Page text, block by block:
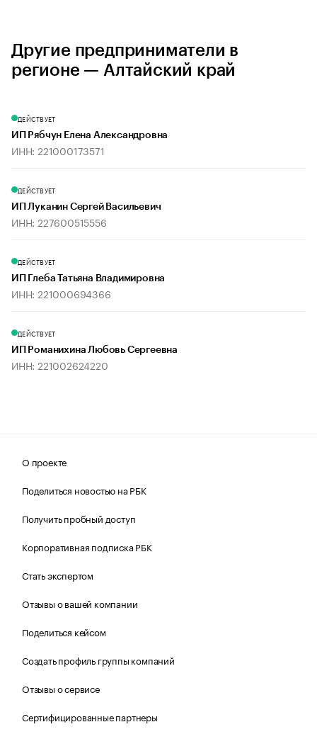
Другие предприниматели в
регионе — Алтайский край
ДЕЙСТВУЕТ
ИП Рябчун Елена Александровна
ИНН: 221000173571
ДЕЙСТВУЕТ
ИП Луканин Сергей Васильевич
ИНН: 227600515556
ДЕЙСТВУЕТ
ИП Глеба Татьяна Владимировна
ИНН: 221000694366
ДЕЙСТВУЕТ
ИП Романихина Любовь Сергеевна
ИНН: 221002624220
О проекте
Поделиться новостью на РБК
Получить пробный доступ
Корпоративная подписка РБК
Стать экспертом
Отзывы о вашей компании
Поделиться кейсом
Создать профиль группы компаний
Отзывы о сервисе
Сертифицированные партнеры